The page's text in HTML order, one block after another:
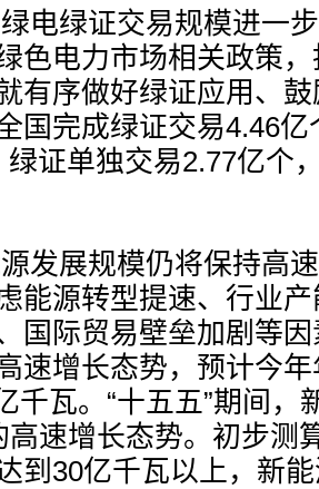
电绿证交易规模进一
色电力市场相关政策
有序做好绿证应用、
国完成绿证交易4.46亿
绿证单独交易2.77亿个
发展规模仍将保持高
能源转型提速、行业
国际贸易壁垒加剧等
速增长态势，预计今
千瓦。“十五五”期间，
高速增长态势。初步测
到30亿千瓦以上，新